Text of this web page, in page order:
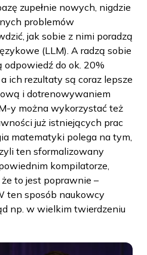
zupełnie nowych, nigdzie
problemów
jak sobie z nimi poradzą
(LLM). A radzą sobie
odpowiedź do ok. 20%
ich rezultaty są coraz lepsze
i dotrenowywaniem
y można wykorzystać też
już istniejących prac
matematyki polega na tym,
ten sformalizowany
kompilatorze,
to jest poprawnie –
ten sposób naukowcy
np. w wielkim twierdzeniu